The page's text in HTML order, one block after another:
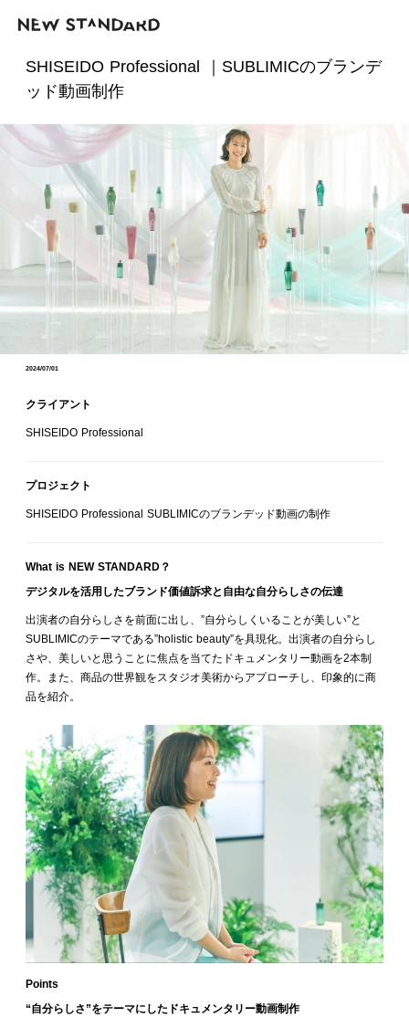
SHISEIDO Professional ｜SUBLIMICのブランデ
ッド動画制作
2024/07/01
クライアント
SHISEIDO Professional
プロジェクト
SHISEIDO Professional SUBLIMICのブランデッド動画の制作
What is NEW STANDARD？
デジタルを活用したブランド価値訴求と自由な自分らしさの伝達
出演者の自分らしさを前面に出し、”自分らしくいることが美しい”と
SUBLIMICのテーマである”holistic beauty”を具現化。出演者の自分らし
さや、美しいと思うことに焦点を当てたドキュメンタリー動画を2本制
作。また、商品の世界観をスタジオ美術からアプローチし、印象的に商
品を紹介。
Points
“自分らしさ”をテーマにしたドキュメンタリー動画制作